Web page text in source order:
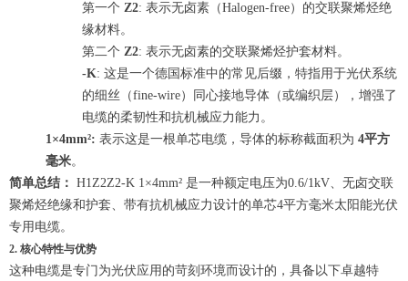
第一个 Z2: 表示无卤素（Halogen-free）的交联聚烯烃绝
缘材料。
第二个 Z2: 表示无卤素的交联聚烯烃护套材料。
-K: 这是一个德国标准中的常见后缀，特指用于光伏系统
的细丝（fine-wire）同心接地导体（或编织层），增强了
电缆的柔韧性和抗机械应力能力。
1×4mm²: 表示这是一根单芯电缆，导体的标称截面积为 4平方
毫米。
简单总结： H1Z2Z2-K 1×4mm² 是一种额定电压为0.6/1kV、无卤交联
聚烯烃绝缘和护套、带有抗机械应力设计的单芯4平方毫米太阳能光伏
专用电缆。
2. 核心特性与优势
这种电缆是专门为光伏应用的苛刻环境而设计的，具备以下卓越特